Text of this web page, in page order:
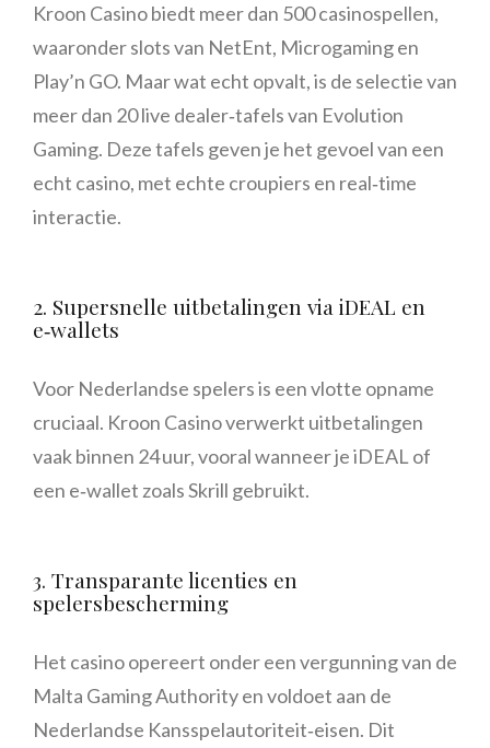
Kroon Casino biedt meer dan 500 casinospellen,
waaronder slots van NetEnt, Microgaming en
Play’n GO. Maar wat echt opvalt, is de selectie van
meer dan 20 live dealer‑tafels van Evolution
Gaming. Deze tafels geven je het gevoel van een
echt casino, met echte croupiers en real‑time
interactie.
2. Supersnelle uitbetalingen via iDEAL en
e‑wallets
Voor Nederlandse spelers is een vlotte opname
cruciaal. Kroon Casino verwerkt uitbetalingen
vaak binnen 24 uur, vooral wanneer je iDEAL of
een e‑wallet zoals Skrill gebruikt.
3. Transparante licenties en
spelersbescherming
Het casino opereert onder een vergunning van de
Malta Gaming Authority en voldoet aan de
Nederlandse Kansspelautoriteit‑eisen. Dit